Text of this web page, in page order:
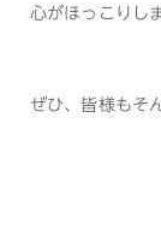
心がほっこりし
ぜひ、皆様もそ